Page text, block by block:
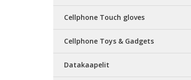
Cellphone Touch gloves
Cellphone Toys & Gadgets
Datakaapelit